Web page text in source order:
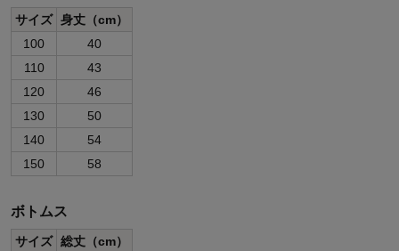
サイズ 身丈（cm）
100
40
110
43
120
46
130
50
140
54
150
58
ボトムス
サイズ 総丈（cm）